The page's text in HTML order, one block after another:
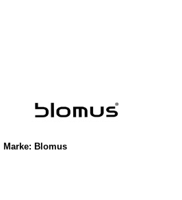
Marke: Blomus